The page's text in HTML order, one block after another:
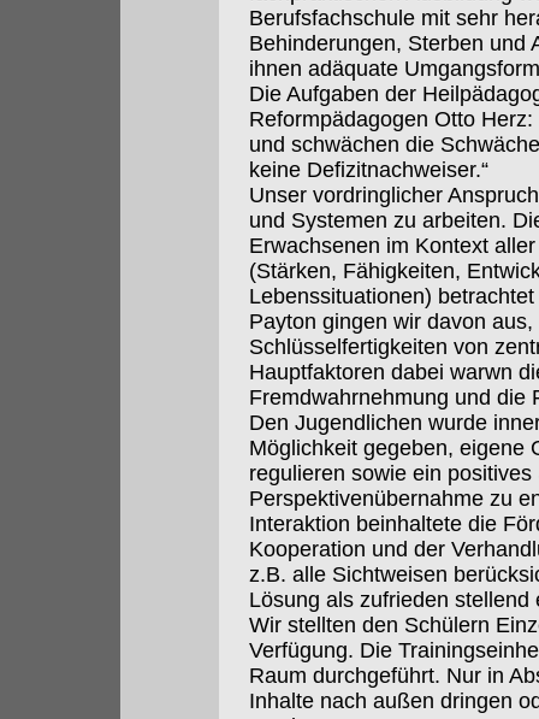
Berufsfachschule mit sehr
Behinderungen, Sterben und
ihnen adäquate
Die Aufgaben der
Reformpädagogen Otto
und schwächen die
keine Defizitnachweiser.“
Unser vordringlicher
und Systemen zu arbeiten.
Erwachsenen im Kontext
(Stärken, Fähigkeiten,
Lebenssituationen)
Payton gingen wir davon
Schlüsselfertigkeiten von
Hauptfaktoren dabei warwn
Fremdwahrnehmung und die
Den Jugendlichen wurde
Möglichkeit gegeben, eigene
regulieren sowie ein
Perspektivenübernahme zu
Interaktion beinhaltete die
Kooperation und der
z.B. alle Sichtweisen
Lösung als zufrieden stellend
Wir stellten den Schülern
Verfügung. Die
Raum durchgeführt. Nur in
Inhalte nach außen dringen